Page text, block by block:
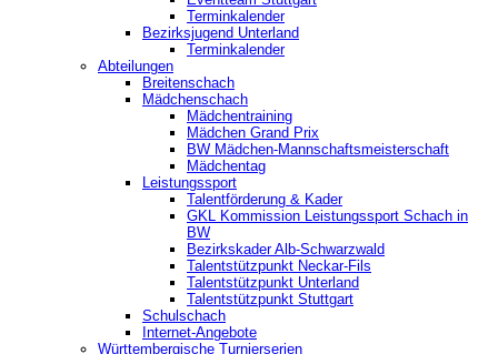
Terminkalender
Bezirksjugend Unterland
Terminkalender
Abteilungen
Breitenschach
Mädchenschach
Mädchentraining
Mädchen Grand Prix
BW Mädchen-Mannschaftsmeisterschaft
Mädchentag
Leistungssport
Talentförderung & Kader
GKL Kommission Leistungssport Schach in
BW
Bezirkskader Alb-Schwarzwald
Talentstützpunkt Neckar-Fils
Talentstützpunkt Unterland
Talentstützpunkt Stuttgart
Schulschach
Internet-Angebote
Württembergische Turnierserien